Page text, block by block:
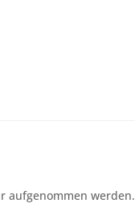
aufgenommen werden.